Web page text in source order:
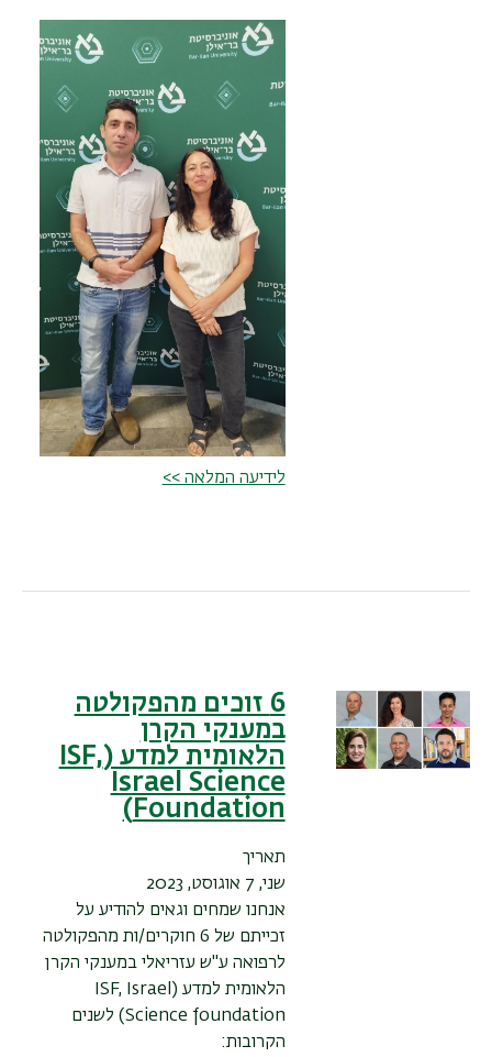
לידיעה המלאה >>
6 זוכים מהפקולטה
במענקי הקרן
הלאומית למדע (ISF,
Israel Science
Foundation)
תאריך
שני, 7 אוגוסט, 2023
אנחנו שמחים וגאים להודיע על
זכייתם של 6 חוקרים/ות מהפקולטה
לרפואה ע"ש עזריאלי במענקי הקרן
הלאומית למדע (ISF, Israel
Science foundation) לשנים
הקרובות: